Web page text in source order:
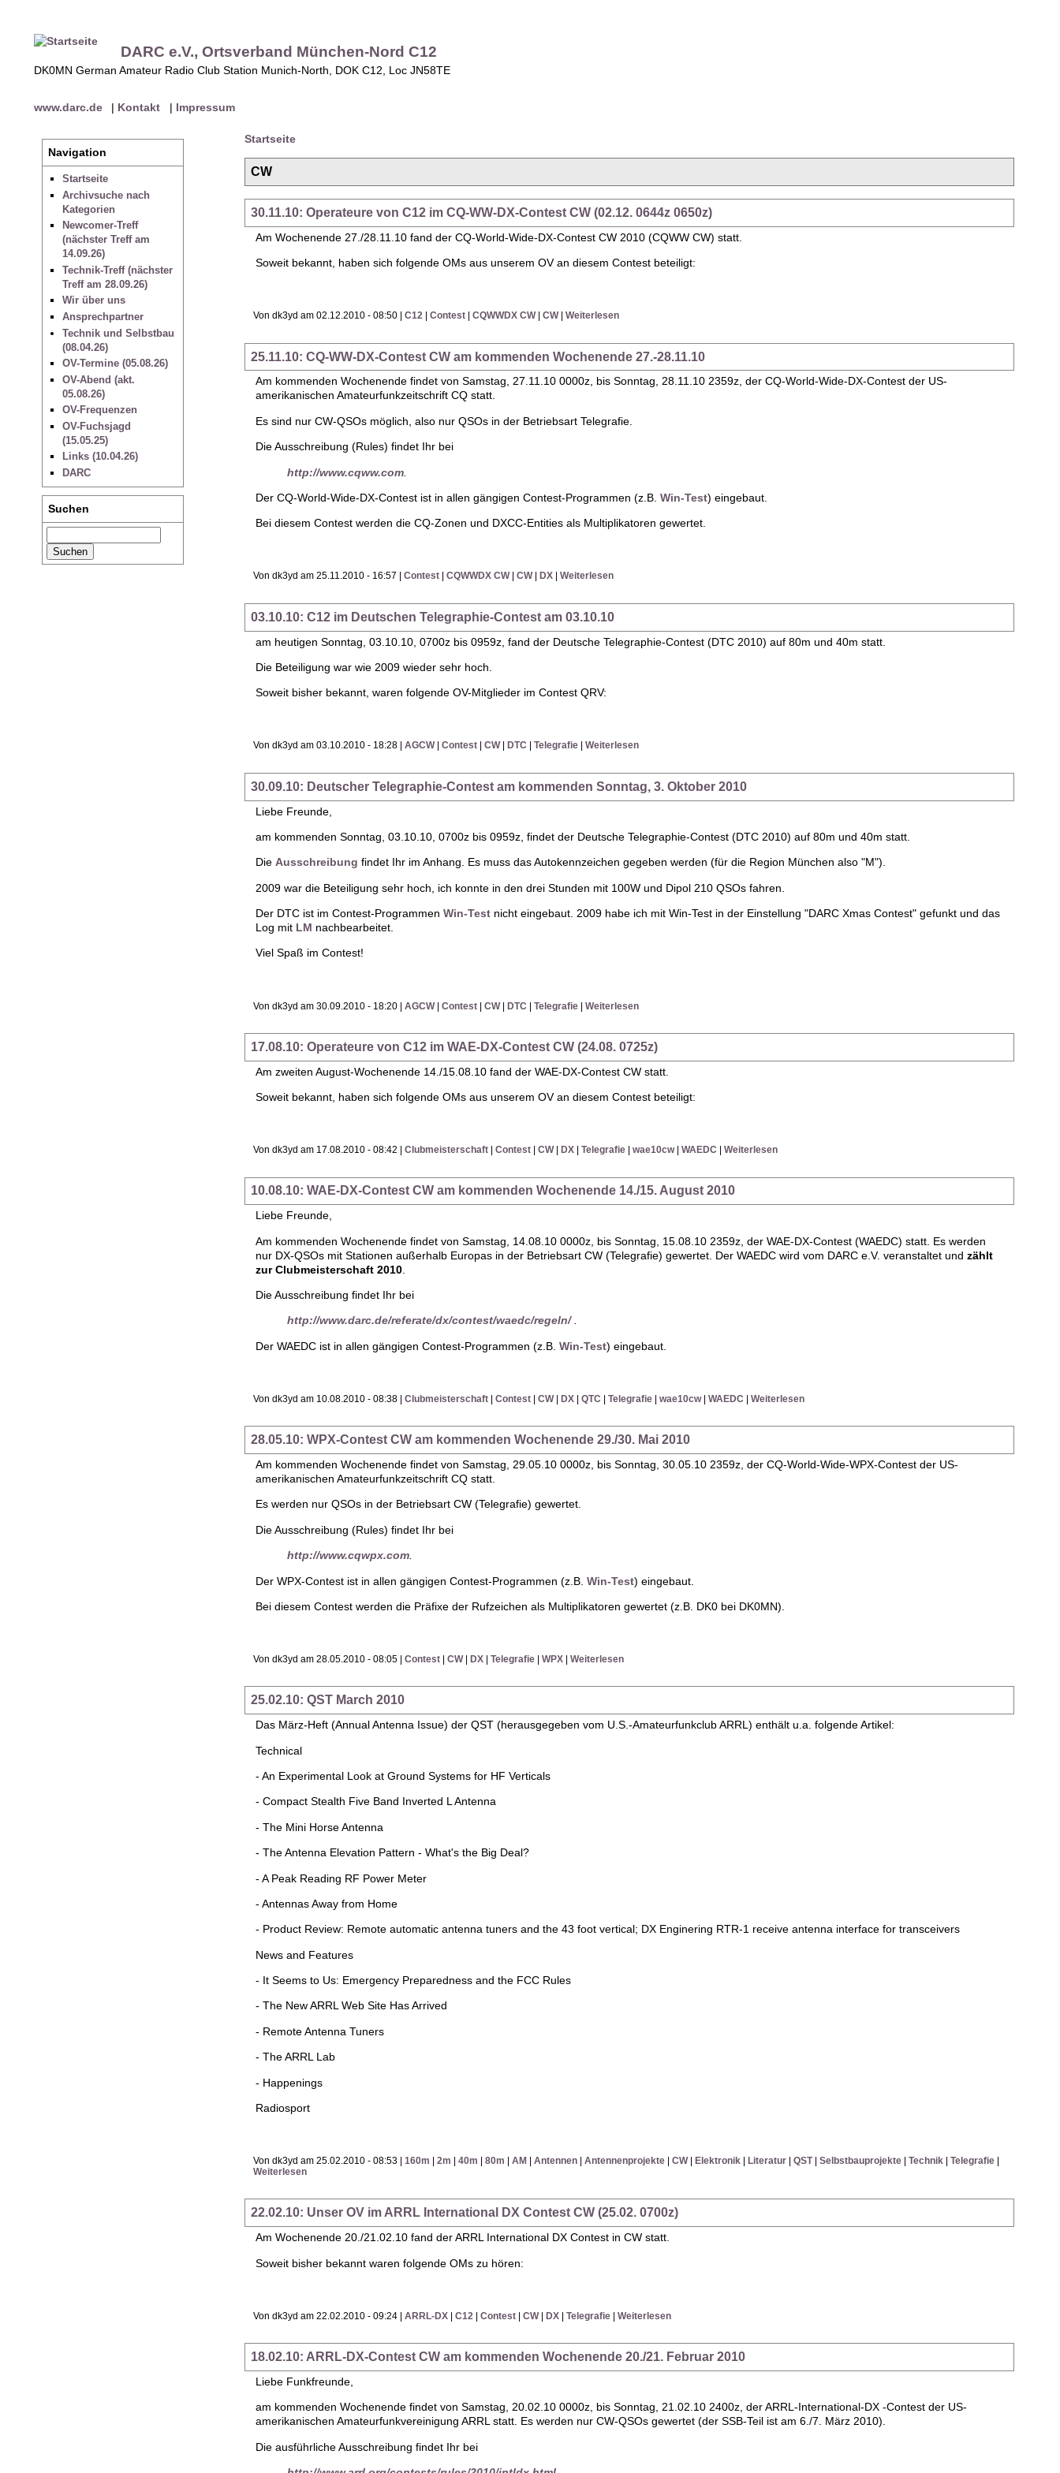
DARC e.V., Ortsverband München-Nord C12
DK0MN German Amateur Radio Club Station Munich-North, DOK C12, Loc JN58TE
www.darc.de | Kontakt | Impressum
Navigation
Startseite
Archivsuche nach
Kategorien
Newcomer-Treff
(nächster Treff am
14.09.26)
Technik-Treff (nächster
Treff am 28.09.26)
Wir über uns
Ansprechpartner
Technik und Selbstbau
(08.04.26)
OV-Termine (05.08.26)
OV-Abend (akt.
05.08.26)
OV-Frequenzen
OV-Fuchsjagd
(15.05.25)
Links (10.04.26)
DARC
Suchen
Startseite
CW
30.11.10: Operateure von C12 im CQ-WW-DX-Contest CW (02.12. 0644z 0650z)
Am Wochenende 27./28.11.10 fand der CQ-World-Wide-DX-Contest CW 2010 (CQWW CW) statt.
Soweit bekannt, haben sich folgende OMs aus unserem OV an diesem Contest beteiligt:
Von dk3yd am 02.12.2010 - 08:50 |C12 |Contest |CQWWDX CW |CW |Weiterlesen
25.11.10: CQ-WW-DX-Contest CW am kommenden Wochenende 27.-28.11.10
Am kommenden Wochenende findet von Samstag, 27.11.10 0000z, bis Sonntag, 28.11.10 2359z, der CQ-World-Wide-DX-Contest der US-
amerikanischen Amateurfunkzeitschrift CQ statt.
Es sind nur CW-QSOs möglich, also nur QSOs in der Betriebsart Telegrafie.
Die Ausschreibung (Rules) findet Ihr bei
http://www.cqww.com.
Der CQ-World-Wide-DX-Contest ist in allen gängigen Contest-Programmen (z.B. Win-Test) eingebaut.
Bei diesem Contest werden die CQ-Zonen und DXCC-Entities als Multiplikatoren gewertet.
Von dk3yd am 25.11.2010 - 16:57 |Contest |CQWWDX CW |CW DX |Weiterlesen
03.10.10: C12 im Deutschen Telegraphie-Contest am 03.10.10
am heutigen Sonntag, 03.10.10, 0700z bis 0959z, fand der Deutsche Telegraphie-Contest (DTC 2010) auf 80m und 40m statt.
Die Beteiligung war wie 2009 wieder sehr hoch.
Soweit bisher bekannt, waren folgende OV-Mitglieder im Contest QRV:
Von dk3yd am 03.10.2010 - 18:28 |AGCW |Contest |CW DTC |Telegrafie |Weiterlesen
30.09.10: Deutscher Telegraphie-Contest am kommenden Sonntag, 3. Oktober 2010
Liebe Freunde,
am kommenden Sonntag, 03.10.10, 0700z bis 0959z, findet der Deutsche Telegraphie-Contest (DTC 2010) auf 80m und 40m statt.
Die Ausschreibung findet Ihr im Anhang. Es muss das Autokennzeichen gegeben werden (für die Region München also "M").
2009 war die Beteiligung sehr hoch, ich konnte in den drei Stunden mit 100W und Dipol 210 QSOs fahren.
Der DTC ist im Contest-Programmen Win-Testnicht eingebaut. 2009 habe ich mit Win-Test in der Einstellung "DARC Xmas Contest" gefunkt und das
Log mit LM nachbearbeitet.
Viel Spaß im Contest!
Von dk3yd am 30.09.2010 - 18:20 |AGCW|Contest |CW| DTC |Telegrafie |Weiterlesen
17.08.10: Operateure von C12 im WAE-DX-Contest CW (24.08. 0725z)
Am zweiten August-Wochenende 14./15.08.10 fand der WAE-DX-Contest CW statt.
Soweit bekannt, haben sich folgende OMs aus unserem OV an diesem Contest beteiligt:
Von dk3yd am 17.08.2010 - 08:42 |Clubmeisterschaft |Contest |CW| DX |Telegrafie |wae10cw|WAEDC |Weiterlesen
10.08.10: WAE-DX-Contest CW am kommenden Wochenende 14./15. August 2010
Liebe Freunde,
Am kommenden Wochenende findet von Samstag, 14.08.10 0000z, bis Sonntag, 15.08.10 2359z, der WAE-DX-Contest (WAEDC) statt. Es werden
nur DX-QSOs mit Stationen außerhalb Europas in der Betriebsart CW (Telegrafie) gewertet. Der WAEDC wird vom DARC e.V. veranstaltet und zählt
zur Clubmeisterschaft 2010.
Die Ausschreibung findet Ihr bei
http://www.darc.de/referate/dx/contest/waedc/regeln/.
Der WAEDC ist in allen gängigen Contest-Programmen (z.B. Win-Test) eingebaut.
Von dk3yd am 10.08.2010 - 08:38 |Clubmeisterschaft |Contest |CW| DX |QTC |Telegrafie |wae10cw|WAEDC |Weiterlesen
28.05.10: WPX-Contest CW am kommenden Wochenende 29./30. Mai 2010
Am kommenden Wochenende findet von Samstag, 29.05.10 0000z, bis Sonntag, 30.05.10 2359z, der CQ-World-Wide-WPX-Contest der US-
amerikanischen Amateurfunkzeitschrift CQ statt.
Es werden nur QSOs in der Betriebsart CW (Telegrafie) gewertet.
Die Ausschreibung (Rules) findet Ihr bei
http://www.cqwpx.com.
Der WPX-Contest ist in allen gängigen Contest-Programmen (z.B. Win-Test) eingebaut.
Bei diesem Contest werden die Präfixe der Rufzeichen als Multiplikatoren gewertet (z.B. DK0 bei DK0MN).
Von dk3yd am 28.05.2010 - 08:05 |Contest |CW| DX |Telegrafie |WPX |Weiterlesen
25.02.10: QST March 2010
Das März-Heft (Annual Antenna Issue) der QST (herausgegeben vom U.S.-Amateurfunkclub ARRL) enthält u.a. folgende Artikel:
Technical
- An Experimental Look at Ground Systems for HF Verticals
- Compact Stealth Five Band Inverted L Antenna
- The Mini Horse Antenna
- The Antenna Elevation Pattern - What's the Big Deal?
- A Peak Reading RF Power Meter
- Antennas Away from Home
- Product Review: Remote automatic antenna tuners and the 43 foot vertical; DX Enginering RTR-1 receive antenna interface for transceivers
News and Features
- It Seems to Us: Emergency Preparedness and the FCC Rules
- The New ARRL Web Site Has Arrived
- Remote Antenna Tuners
- The ARRL Lab
- Happenings
Radiosport
Von dk3yd am 25.02.2010 - 08:53 |160m |2m |40m |80m |AM |Antennen |Antennenprojekte |CW| Elektronik Literatur |QST|Selbstbauprojekte |Technik |Telegrafie
Weiterlesen
22.02.10: Unser OV im ARRL International DX Contest CW (25.02. 0700z)
Am Wochenende 20./21.02.10 fand der ARRL International DX Contest in CW statt.
Soweit bisher bekannt waren folgende OMs zu hören:
Von dk3yd am 22.02.2010 - 09:24 |ARRL-DX |C12 |Contest |CW| DX |Telegrafie |Weiterlesen
18.02.10: ARRL-DX-Contest CW am kommenden Wochenende 20./21. Februar 2010
Liebe Funkfreunde,
am kommenden Wochenende findet von Samstag, 20.02.10 0000z, bis Sonntag, 21.02.10 2400z, der ARRL-International-DX -Contest der US-
amerikanischen Amateurfunkvereinigung ARRL statt. Es werden nur CW-QSOs gewertet (der SSB-Teil ist am 6./7. März 2010).
Die ausführliche Ausschreibung findet Ihr bei